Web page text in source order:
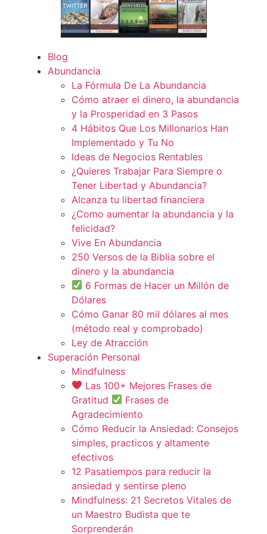
Blog
Abundancia
La Fórmula De La Abundancia
Cómo atraer el dinero, la abundancia
y la Prosperidad en 3 Pasos
4 Hábitos Que Los Millonarios Han
Implementado y Tu No
Ideas de Negocios Rentables
¿Quieres Trabajar Para Siempre o
Tener Libertad y Abundancia?
Alcanza tu libertad financiera
¿Como aumentar la abundancia y la
felicidad?
Vive En Abundancia
250 Versos de la Biblia sobre el
dinero y la abundancia
6 Formas de Hacer un Millón de
Dólares
Cómo Ganar 80 mil dólares al mes
(método real y comprobado)
Ley de Atracción
Superación Personal
Mindfulness
Las 100+ Mejores Frases de
Gratitud
Frases de
Agradecimiento
Cómo Reducir la Ansiedad: Consejos
simples, practicos y altamente
efectivos
12 Pasatiempos para reducir la
ansiedad y sentirse pleno
Mindfulness: 21 Secretos Vitales de
un Maestro Budista que te
Sorprenderán